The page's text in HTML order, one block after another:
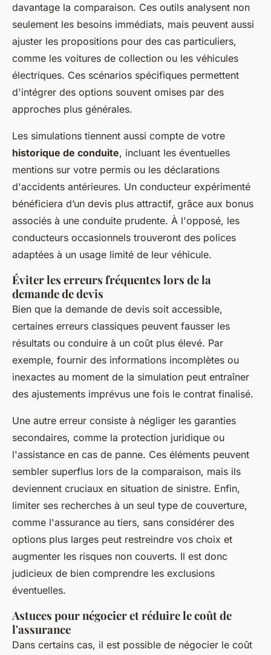
davantage la comparaison. Ces outils analysent non
seulement les besoins immédiats, mais peuvent aussi
ajuster les propositions pour des cas particuliers,
comme les voitures de collection ou les véhicules
électriques. Ces scénarios spécifiques permettent
d'intégrer des options souvent omises par des
approches plus générales.
Les simulations tiennent aussi compte de votre
historique de conduite, incluant les éventuelles
mentions sur votre permis ou les déclarations
d'accidents antérieures. Un conducteur expérimenté
bénéficiera d’un devis plus attractif, grâce aux bonus
associés à une conduite prudente. À l'opposé, les
conducteurs occasionnels trouveront des polices
adaptées à un usage limité de leur véhicule.
Éviter les erreurs fréquentes lors de la
demande de devis
Bien que la demande de devis soit accessible,
certaines erreurs classiques peuvent fausser les
résultats ou conduire à un coût plus élevé. Par
exemple, fournir des informations incomplètes ou
inexactes au moment de la simulation peut entraîner
des ajustements imprévus une fois le contrat finalisé.
Une autre erreur consiste à négliger les garanties
secondaires, comme la protection juridique ou
l'assistance en cas de panne. Ces éléments peuvent
sembler superflus lors de la comparaison, mais ils
deviennent cruciaux en situation de sinistre. Enfin,
limiter ses recherches à un seul type de couverture,
comme l'assurance au tiers, sans considérer des
options plus larges peut restreindre vos choix et
augmenter les risques non couverts. Il est donc
judicieux de bien comprendre les exclusions
éventuelles.
Astuces pour négocier et réduire le coût de
l'assurance
Dans certains cas, il est possible de négocier le coût